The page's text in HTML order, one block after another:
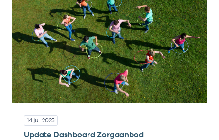
14 jul. 2025
Update Dashboard Zorgaanbod